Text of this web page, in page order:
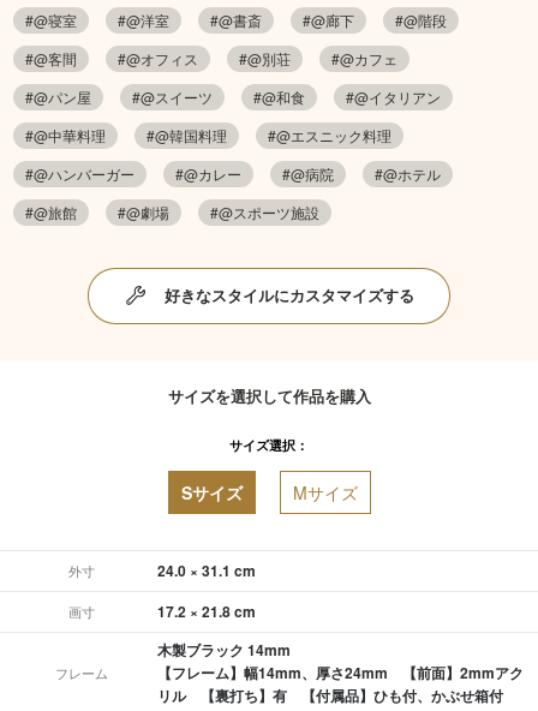
#@寝室
#@洋室 #@書斎 #@廊下
#@階段
#@客間
#@オフィス #@別荘
#@カフェ
#@パン屋
#@スイーツ #@和食
#@イタリアン
#@中華料理
#@韓国料理
#@エスニック料理
#@ハンバーガー
#@カレー #@病院
#@ホテル
#@旅館
#@劇場 #@スポーツ施設
好きなスタイルにカスタマイズする
サイズを選択して作品を購入
サイズ選択：
Sサイズ Mサイズ
外寸 24.0 × 31.1 cm
画寸 17.2 × 21.8 cm
フレーム
木製ブラック 14mm
【フレーム】幅14mm、厚さ24mm 【前面】2mmアク
リル 【裏打ち】有 【付属品】ひも付、かぶせ箱付